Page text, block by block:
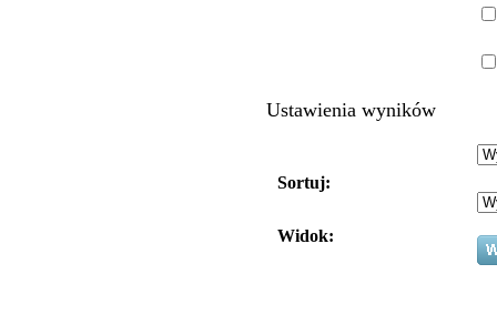
Ustawienia wyników
Sortuj:
Widok: